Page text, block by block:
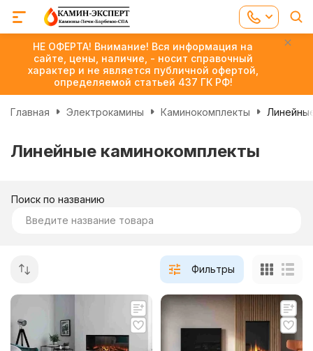
НЕ ОФЕРТА! Внимание! Вся информация на
сайте, цены, наличие, - носит справочный
характер и не является публичной офертой,
определяемой статьей 437 ГК РФ!
Главная Электрокамины Каминокомплекты
Линейные каминокомплекты
Поиск по названию
Фильтры